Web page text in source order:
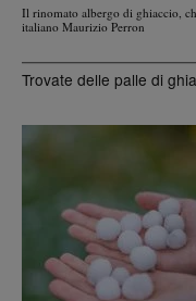
Il rinomato albergo di ghiaccio,
italiano Maurizio Perron
Trovate delle palle di